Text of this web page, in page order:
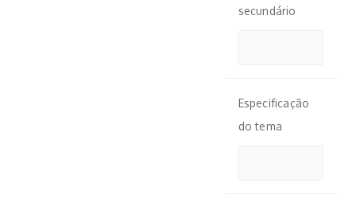
secundário
Especificação
do tema